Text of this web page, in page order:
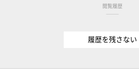
閲覧履歴
履歴を残さない